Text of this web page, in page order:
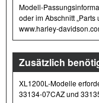
Modell-
oder im Abschnitt
www.harley-
Zusätzlich
XL1200L-Modelle
33134-07CAZ und